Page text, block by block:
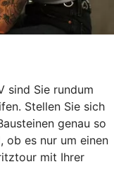
sind Sie rundum
Stellen Sie sich
genau so
ob es nur um einen
mit Ihrer